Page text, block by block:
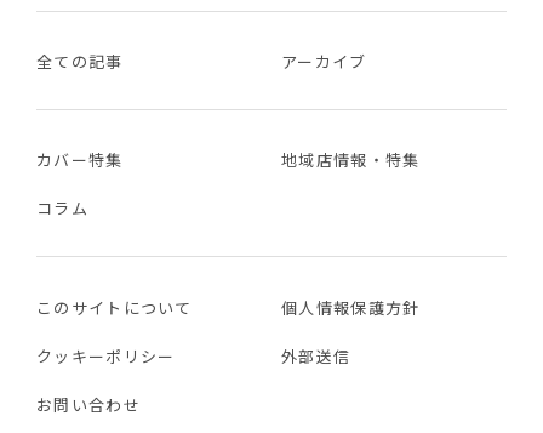
全ての記事 アーカイブ
カバー特集 地域店情報・特集
コラム
このサイトについて 個人情報保護方針
クッキーポリシー 外部送信
お問い合わせ